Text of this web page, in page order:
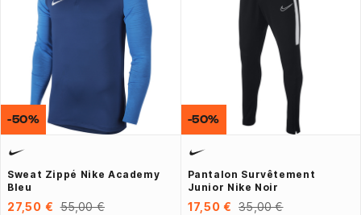
Sweat Zippé Nike Academy
Bleu
27,50 € 55,00 €
-50%
Pantalon Survêtement
Junior Nike Noir
17,50 € 35,00 €
-50%